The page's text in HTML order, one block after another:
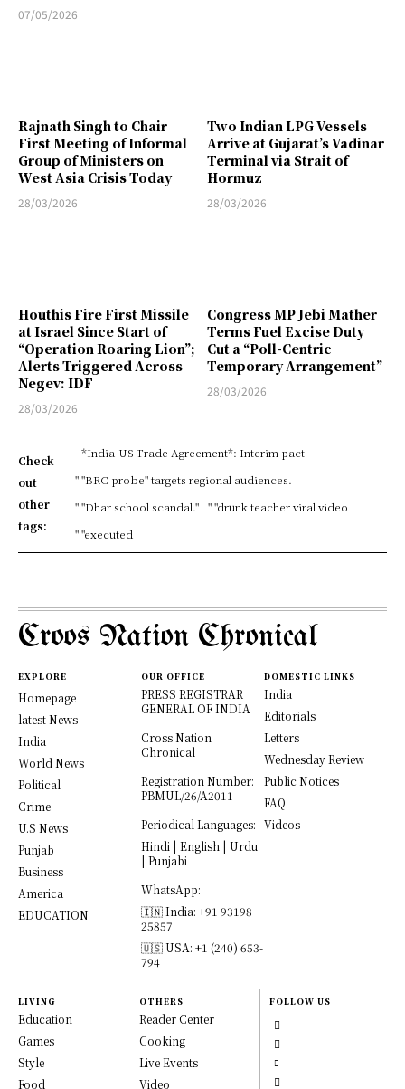
07/05/2026
Rajnath Singh to Chair
First Meeting of Informal
Group of Ministers on
West Asia Crisis Today
28/03/2026
Two Indian LPG Vessels
Arrive at Gujarat’s Vadinar
Terminal via Strait of
Hormuz
28/03/2026
Houthis Fire First Missile
at Israel Since Start of
“Operation Roaring Lion”;
Alerts Triggered Across
Negev: IDF
28/03/2026
Congress MP Jebi Mather
Terms Fuel Excise Duty
Cut a “Poll-Centric
Temporary Arrangement”
28/03/2026
Check
out
other
tags:
- *India-US Trade Agreement*: Interim pact
" "BRC probe" targets regional audiences.
" "Dhar school scandal." " "drunk teacher viral video
" "executed
Croos Nation Chronical
EXPLORE
Homepage
latest News
India
World News
Political
Crime
U.S News
Punjab
Business
America
EDUCATION
OUR OFFICE
PRESS REGISTRAR
GENERAL OF INDIA
Cross Nation
Chronical
Registration Number:
PBMUL/26/A2011
Periodical Languages:
Hindi | English | Urdu
| Punjabi
WhatsApp:
🇮🇳 India: +91 93198
25857
🇺🇸 USA: +1 (240) 653-
794
DOMESTIC LINKS
India
Editorials
Letters
Wednesday Review
Public Notices
FAQ
Videos
LIVING
Education
Games
Style
Food
OTHERS
Reader Center
Cooking
Live Events
Video
FOLLOW US